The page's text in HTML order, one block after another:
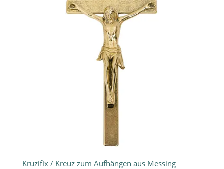
Kruzifix / Kreuz zum Aufhängen aus Messing